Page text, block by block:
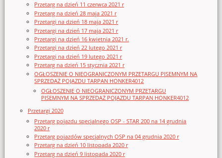
Przetarg na dzień 11 czerwca 2021 r
Przetarg na dzień 28 maja 2021 r
Przetargi na dzień 18 maja 2021 r
Przetargi na dzień 17 maja 2021 r
Przetargi na dzień 16 kwietnia 2021 r.
Przetargi na dzień 22 lutego 2021 r
Przetargi na dzień 19 lutego 2021 r
Przetarg na dzień 15 stycznia 2021 r
OGŁOSZENIE O NIEOGRANICZONYM PRZETARGU PISEMNYM NA
SPRZEDAŻ POJAZDU TARPAN HONKER4012
OGŁOSZENIE O NIEOGRANICZONYM PRZETARGU
PISEMNYM NA SPRZEDAŻ POJAZDU TARPAN HONKER4012
Przetargi 2020
Przetarg pojazdu specjalnego OSP - STAR 200 na 14 grudnia
2020 r
Przetarg pojazdów specjalnych OSP na 04 grudnia 2020 r
Przetarg na dzień 10 listopada 2020 r
Przetarg na dzień 9 listopada 2020 r